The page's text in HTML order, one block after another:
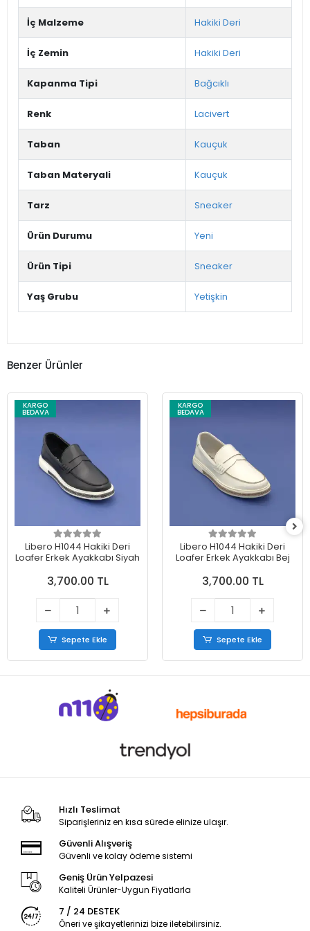
İç Malzeme Hakiki Deri
İç Zemin Hakiki Deri
Kapanma Tipi Bağcıklı
Renk Lacivert
Taban Kauçuk
Taban Materyali Kauçuk
Tarz Sneaker
Ürün Durumu Yeni
Ürün Tipi Sneaker
Yaş Grubu Yetişkin
Benzer Ürünler
KARGO
BEDAVA
Libero H1044 Hakiki Deri
Loafer Erkek Ayakkabı Siyah
3,700.00 TL
Sepete Ekle
KARGO
BEDAVA
Libero H1044 Hakiki Deri
Loafer Erkek Ayakkabı Bej
3,700.00 TL
Sepete Ekle
Hızlı Teslimat
Siparişleriniz en kısa sürede elinize ulaşır.
Güvenli Alışveriş
Güvenli ve kolay ödeme sistemi
Geniş Ürün Yelpazesi
Kaliteli Ürünler-Uygun Fiyatlarla
7 / 24 DESTEK
Öneri ve şikayetlerinizi bize iletebilirsiniz.